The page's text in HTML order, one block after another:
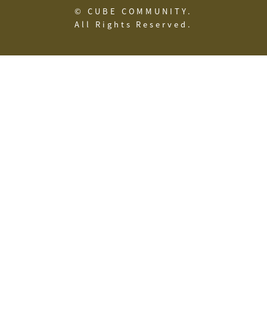
© CUBE COMMUNITY.
All Rights Reserved.